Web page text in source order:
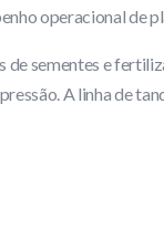
operacional de
de sementes e
A linha de